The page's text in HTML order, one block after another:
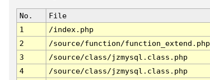
No. File
1
/index.php
2
/source/function/function_extend.php
3
/source/class/jzmysql.class.php
4
/source/class/jzmysql.class.php